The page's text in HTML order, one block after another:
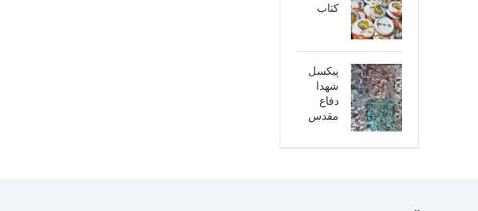
کتاب
پیکسل
شهدا
دفاع
مقدس